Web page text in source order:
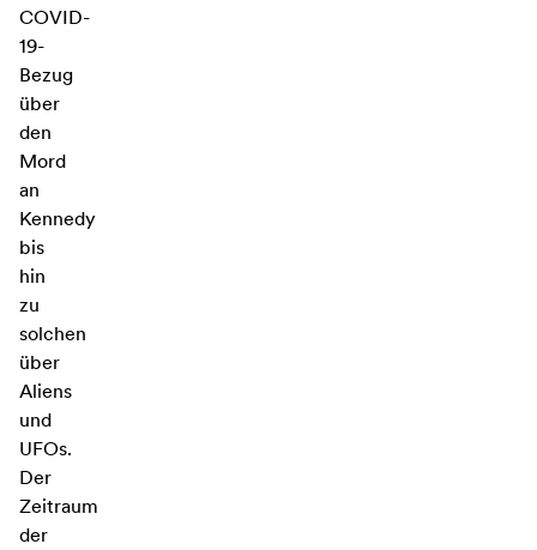
COVID-
19-
Bezug
über
den
Mord
an
Kennedy
bis
hin
zu
solchen
über
Aliens
und
UFOs.
Der
Zeitraum
der